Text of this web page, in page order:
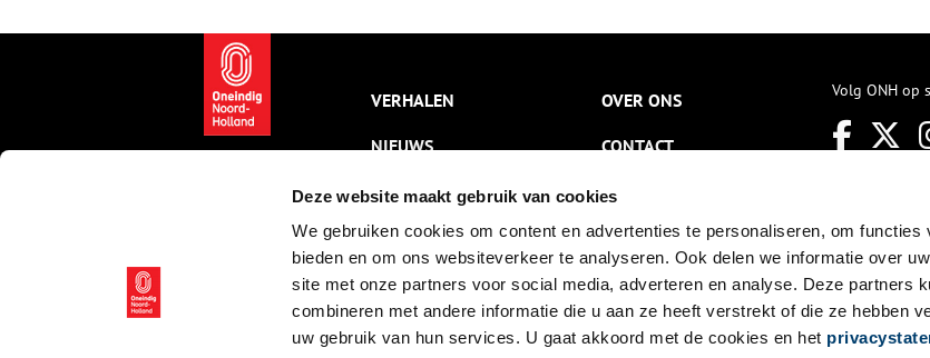
Deze website maakt gebruik van cookies
We gebruiken cookies om content en advertenties te personaliseren, om functies
bieden en om ons websiteverkeer te analyseren. Ook delen we informatie over
site met onze partners voor social media, adverteren en analyse. Deze partners
combineren met andere informatie die u aan ze heeft verstrekt of die ze hebben
uw gebruik van hun services. U gaat akkoord met de cookies en het
VERHALEN
NIEUWS
KALENDER
THEMA’S
ACTIVITEITEN
VIDEO’S
OVER ONS
CONTACT
NIEUWSBRIEF
DISCLAIMER
PRIVACY
TOEGANKELIJKHEID
Volg ONH op